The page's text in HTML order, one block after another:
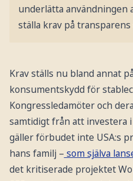
underlätta användningen
ställa krav på
Krav ställs nu bland annat
konsumentskydd för
Kongressledamöter och
samtidigt från att investera
gäller förbudet inte USA:s
hans familj – som själva
det kritiserade projektet